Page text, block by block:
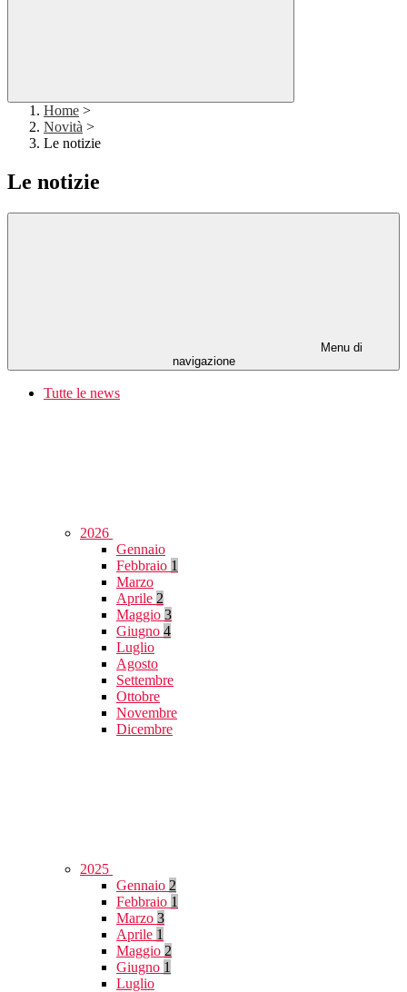
Home >
Novità >
Le notizie
Le notizie
Menu di
navigazione
Tutte le news
2026
Gennaio
Febbraio 1
Marzo
Aprile 2
Maggio 3
Giugno 4
Luglio
Agosto
Settembre
Ottobre
Novembre
Dicembre
2025
Gennaio 2
Febbraio 1
Marzo 3
Aprile 1
Maggio 2
Giugno 1
Luglio